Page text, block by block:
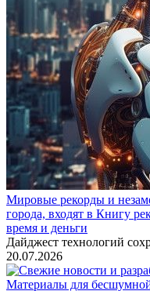
Мировые рекорды и
города, входят в Книгу
время и деньги
Дайджест технологий
20.07.2026